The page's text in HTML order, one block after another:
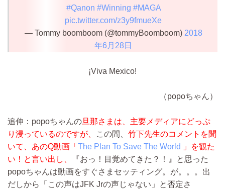
#Qanon #Winning #MAGA
pic.twitter.com/z3y9fmueXe
— Tommy boomboom (@tommyBoomboom) 2018
年6月28日
¡Viva Mexico!
（popoちゃん）
追伸：popoちゃんの旦那さまは、主要メディアにどっぷ
り浸っているのですが、
この間、 竹下先生のコメントを聞
いて、あのQ動画「 The Plan To Save The World
」を観た
い！と言い出し、
『おっ！目覚めてきた？！』と思った
popoちゃんは動画をすぐさまセッティング。が。。。出
だしから「この声はJFK Jrの声じゃない」と否定さ